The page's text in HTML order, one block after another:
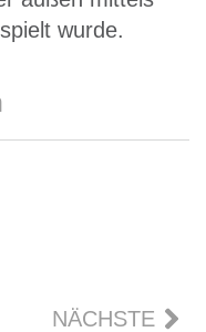
wurde.
NÄCHSTE